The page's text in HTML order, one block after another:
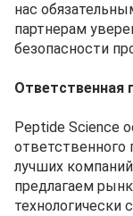
нас
партнерам
безопасности
Ответственная
Peptide Science
ответственного
лучших
предлагаем